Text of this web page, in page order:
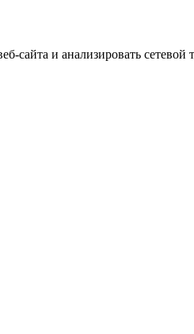
сайта и анализировать сетевой